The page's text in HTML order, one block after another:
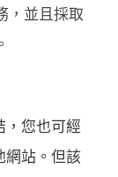
，並且採取
，您也可經
網站。但該